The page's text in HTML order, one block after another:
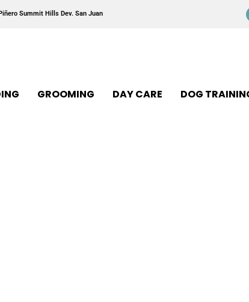
Summit Hills Dev. San Juan
GROOMING DAY CARE DOG